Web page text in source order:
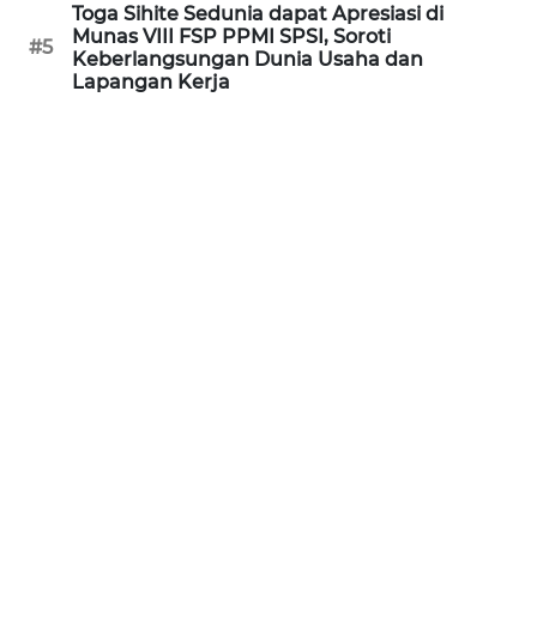
#5
Toga Sihite Sedunia dapat Apresiasi di
Munas VIII FSP PPMI SPSI, Soroti
Keberlangsungan Dunia Usaha dan
Lapangan Kerja
WN
SULBAR